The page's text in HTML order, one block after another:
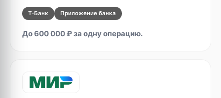
Т-Банк Приложение банка
До 600 000 ₽ за одну операцию.